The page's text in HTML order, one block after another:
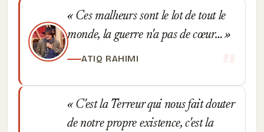
Ces malheurs sont le lot de tout le
monde, la guerre n'a pas de cœur…
ATIQ RAHIMI
C'est la Terreur qui nous fait douter
de notre propre existence, c'est la